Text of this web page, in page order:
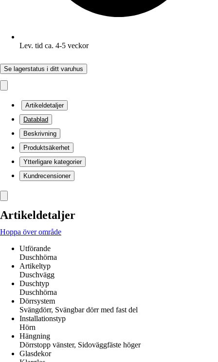
Lev. tid ca. 4-5 veckor
Se lagerstatus i ditt varuhus
Artikeldetaljer
Datablad
Beskrivning
Produktsäkerhet
Ytterligare kategorier
Kundrecensioner
Artikeldetaljer
Hoppa över område
Utförande
Duschhörna
Artikeltyp
Duschvägg
Duschtyp
Duschhörna
Dörrsystem
Svängdörr, Svängbar dörr med fast del
Installationstyp
Hörn
Hängning
Dörrstopp vänster, Sidoväggfäste höger
Glasdekor